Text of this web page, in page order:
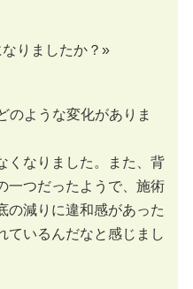
りましたか？»
のような変化がありま
くなりました。また、背
一つだったようで、施術
の減りに違和感があった
ているんだなと感じまし